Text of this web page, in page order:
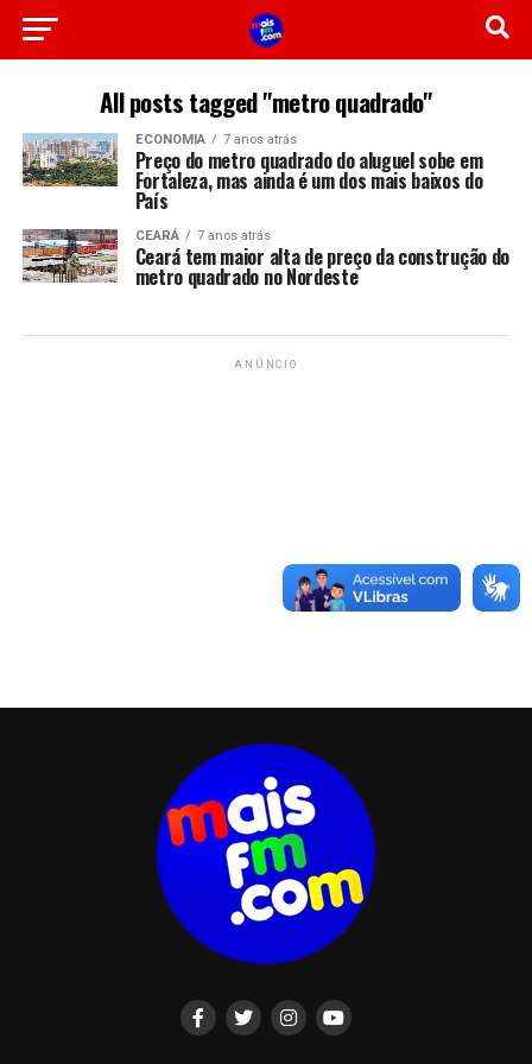
All posts tagged "metro quadrado"
ECONOMIA 7 anos atrás
Preço do metro quadrado do aluguel sobe em
Fortaleza, mas ainda é um dos mais baixos do
País
CEARÁ 7 anos atrás
Ceará tem maior alta de preço da construção do
metro quadrado no Nordeste
ANÚNCIO